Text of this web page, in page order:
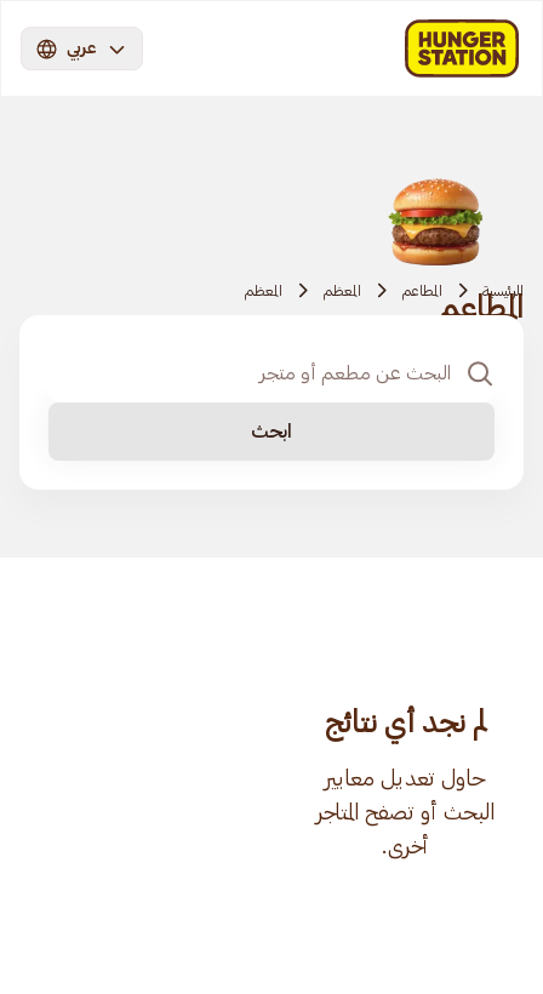
عربي
الرئيسية المطاعم المعظم المعظم
المطاعم
ابحث
لم نجد أي نتائج
حاول تعديل معايير
البحث أو تصفح المتاجر
أخرى.